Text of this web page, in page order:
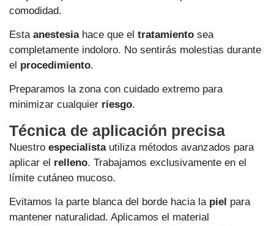
comodidad.
Esta anestesiahace que el tratamiento sea
completamente indoloro. No sentirás molestias durante
el procedimiento.
Preparamos la zona con cuidado extremo para
minimizar cualquier riesgo.
Técnica de aplicación precisa
Nuestro especialistautiliza métodos avanzados para
aplicar el relleno. Trabajamos exclusivamente en el
límite cutáneo mucoso.
Evitamos la parte blanca del borde hacia la piel para
mantener naturalidad. Aplicamos el material